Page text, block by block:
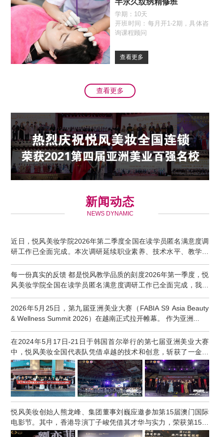
半永久纹绣精修班
学期：10天
开班时间：每月开1-2期，具体咨
询课程顾问
查看更多
查看更多
新闻动态
NEWS DYNAMIC
近日，悦风美妆学院2026年第二季度全国在读学员匿名满意度调
研工作已全面完成。本次调研延续职业素养、技术水平、教学能
每一份真实的反馈 都是悦风教学品质的刻度2026年第一季度，悦
风美妆学院全国在读学员匿名满意度调研工作已全面完成，我们
2026年5月25日，第九届亚洲美业大赛（FABIA S9 Asia Beauty
& Wellness Summit 2026）在越南正式拉开帷幕。 作为亚洲...
在2024年5月17日-21日于韩国首尔举行的第七届亚洲美业大赛
中，悦风美妆全国代表队凭借卓越的技术和创意，斩获了一金一
银二铜...
悦风美妆创始人熊龙峰、集团董事刘巍应邀参加第15届澳门国际
电影节。其中，香港导演丁子峻凭借其才华与实力，荣获第15届
澳门...